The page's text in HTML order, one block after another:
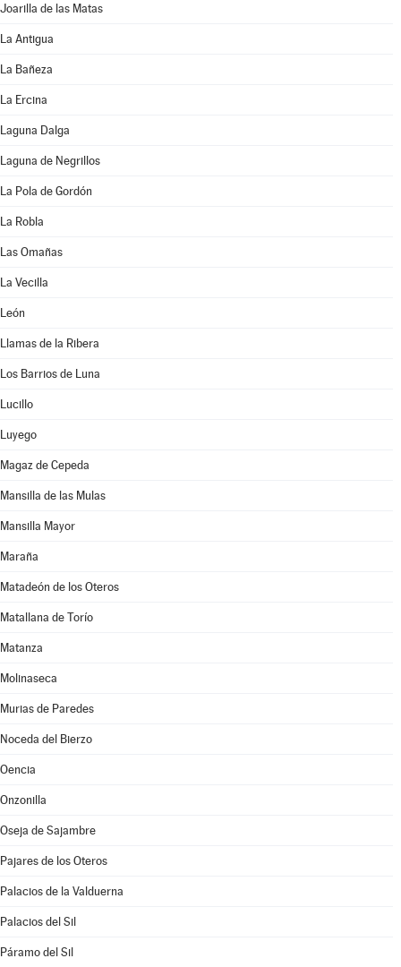
Joarilla de las Matas
La Antigua
La Bañeza
La Ercina
Laguna Dalga
Laguna de Negrillos
La Pola de Gordón
La Robla
Las Omañas
La Vecilla
León
Llamas de la Ribera
Los Barrios de Luna
Lucillo
Luyego
Magaz de Cepeda
Mansilla de las Mulas
Mansilla Mayor
Maraña
Matadeón de los Oteros
Matallana de Torío
Matanza
Molinaseca
Murias de Paredes
Noceda del Bierzo
Oencia
Onzonilla
Oseja de Sajambre
Pajares de los Oteros
Palacios de la Valduerna
Palacios del Sil
Páramo del Sil